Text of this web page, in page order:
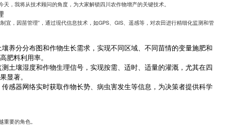
，我将从技术顾问的角度，为大家解锁四川农作物增产的关键技术。
宜，因苗管理”，通过现代信息技术，如GPS、GIS、遥感等，对农田进行精细化监测和管
养分分布图和作物生长需求，实现不同区域、不同苗情的变量施肥和
肥料利用率。
土壤湿度和作物生理信号，实现按需、适时、适量的灌溉，尤其在四
显著。
感器网络实时获取作物长势、病虫害发生等信息，为决策者提供科学
要的角色。